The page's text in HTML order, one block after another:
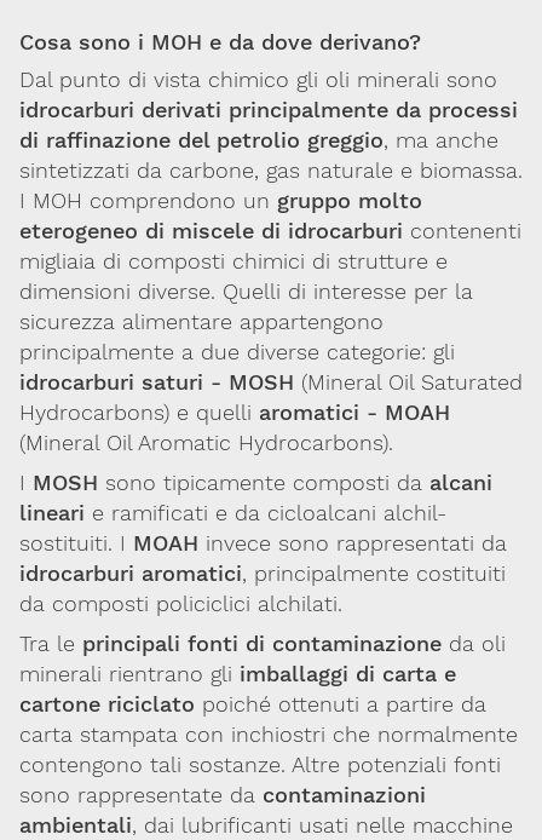
Cosa sono i MOH e da dove derivano?
Dal punto di vista chimico gli oli minerali sono
idrocarburi derivati principalmente da processi
di raffinazione del petrolio greggio, ma anche
sintetizzati da carbone, gas naturale e biomassa.
I MOH comprendono un gruppo molto
eterogeneo di miscele di idrocarburi contenenti
migliaia di composti chimici di strutture e
dimensioni diverse. Quelli di interesse per la
sicurezza alimentare appartengono
principalmente a due diverse categorie: gli
idrocarburi saturi - MOSH (Mineral Oil Saturated
Hydrocarbons) e quelli aromatici - MOAH
(Mineral Oil Aromatic Hydrocarbons).
I MOSH sono tipicamente composti da alcani
lineari e ramificati e da cicloalcani alchil-
sostituiti. I MOAH invece sono rappresentati da
idrocarburi aromatici, principalmente costituiti
da composti policiclici alchilati.
Tra le principali fonti di contaminazione da oli
minerali rientrano gli imballaggi di carta e
cartone riciclato poiché ottenuti a partire da
carta stampata con inchiostri che normalmente
contengono tali sostanze. Altre potenziali fonti
sono rappresentate da contaminazioni
ambientali, dai lubrificanti usati nelle macchine
Via Giovanni Pascoli, 3
20129, Milano
C.F. 96330980580
P.I. 06792491000
Codice SDI: M5UXCR1
T. 02-29520311
M.Segreteria@sitox.org
Link utili
La Società
Documenti Eventi
Lavoro e Studio Blog English
Cookie Policy Privacy Policy Archivio
Disclaimer
Il contenuto di questo sito è da intendersi a scopo puramente
informativo. La Società Italiana di Tossicologia (SITOX) non
accetta alcuna responsabilità riguardo a possibili errori,
dimenticanze o cattive interpretazioni presenti in queste pagine
o in quelle cui si fa riferimento.